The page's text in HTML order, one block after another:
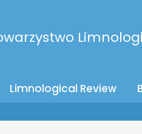
Limnological Review